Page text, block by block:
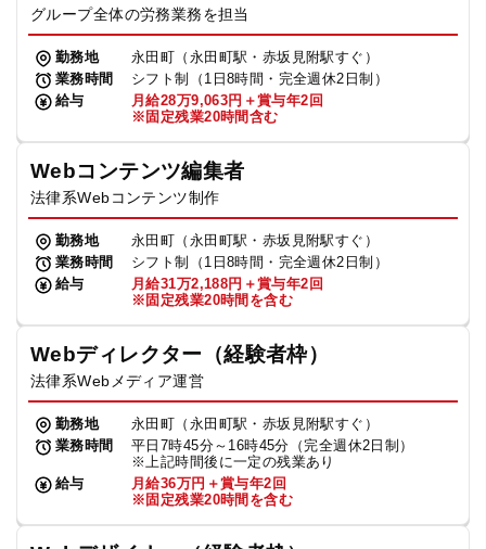
グループ全体の労務業務を担当
勤務地
永田町（永田町駅・赤坂見附駅すぐ）
業務時間
シフト制（1日8時間・完全週休2日制）
給与
月給28万9,063円＋賞与年2回
※固定残業20時間含む
Webコンテンツ編集者
法律系Webコンテンツ制作
勤務地
永田町（永田町駅・赤坂見附駅すぐ）
業務時間
シフト制（1日8時間・完全週休2日制）
給与
月給31万2,188円＋賞与年2回
※固定残業20時間を含む
Webディレクター（経験者枠）
法律系Webメディア運営
勤務地
永田町（永田町駅・赤坂見附駅すぐ）
業務時間
平日7時45分～16時45分（完全週休2日制）
※上記時間後に一定の残業あり
給与
月給36万円＋賞与年2回
※固定残業20時間を含む